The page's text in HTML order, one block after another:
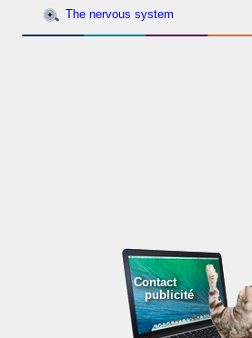
The nervous system
Contact
publicité